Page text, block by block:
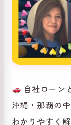
自社ローン
沖縄・那覇の
わかりやすく